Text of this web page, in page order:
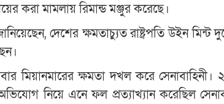
করা মামলায় রিমান্ড মঞ্জুর করেছে।
দেশের ক্ষমতাচ্যুত রাষ্ট্রপতি উইন মিন্ট
মিয়ানমারের ক্ষমতা দখল করে
নিয়ে এনে ফল প্রত্যাখ্যান করেছিল